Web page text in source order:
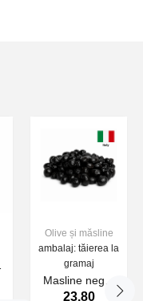
Olive și măsline
ambalaj: tăierea la
gramaj
Masline negre
uscate SATOS23.80